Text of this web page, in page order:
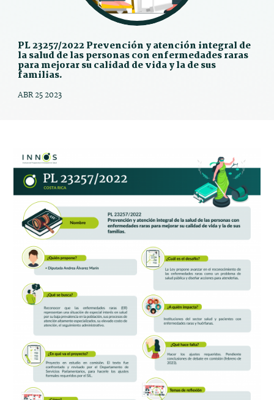
PL 23257/2022 Prevención y atención integral de
la salud de las personas con enfermedades raras
para mejorar su calidad de vida y la de sus
familias.
ABR 25 2023